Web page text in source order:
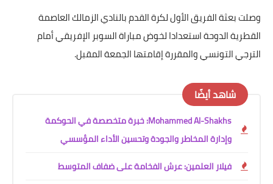
وصلت بعثة الفريق الأول لكرة القدم بالنادي الزمالك العاصمة
القطرية الدوحة استعدادا لخوض مباراة السوبر الإفريقي أمام
الترجي التونسي والمقررة إقامتها الجمعة المقبل.
شاهد أيضًا
Mohammed Al-Shakhs: خبرة متخصصة في الحوكمة
وإدارة المخاطر والجودة وتحسين الأداء المؤسسي
فيلار العلمين: عرش الفخامة على ضفاف المتوسط